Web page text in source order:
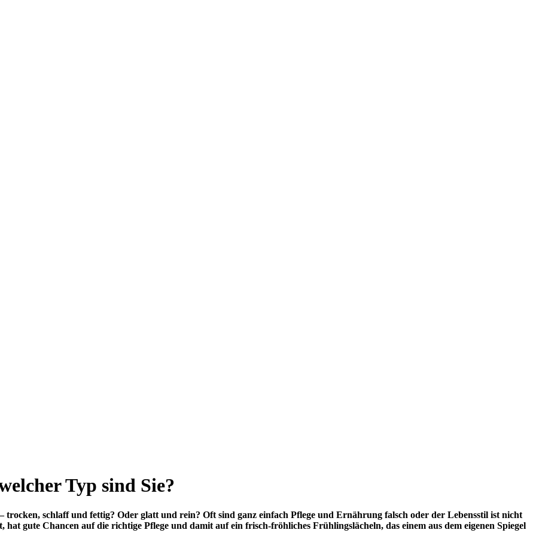
Typ sind Sie?
trocken, schlaff und fettig? Oder glatt und rein? Oft sind ganz einfach Pflege und Ernährung falsch oder der Lebensstil ist nicht
gute Chancen auf die richtige Pflege und damit auf ein frisch-fröhliches Frühlingslächeln, das einem aus dem eigenen Spiegel